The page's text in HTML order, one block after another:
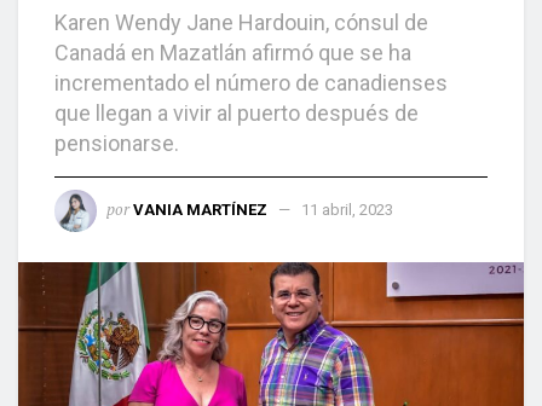
Karen Wendy Jane Hardouin, cónsul de
Canadá en Mazatlán afirmó que se ha
incrementado el número de canadienses
que llegan a vivir al puerto después de
pensionarse.
por VANIA MARTÍNEZ 11 abril, 2023